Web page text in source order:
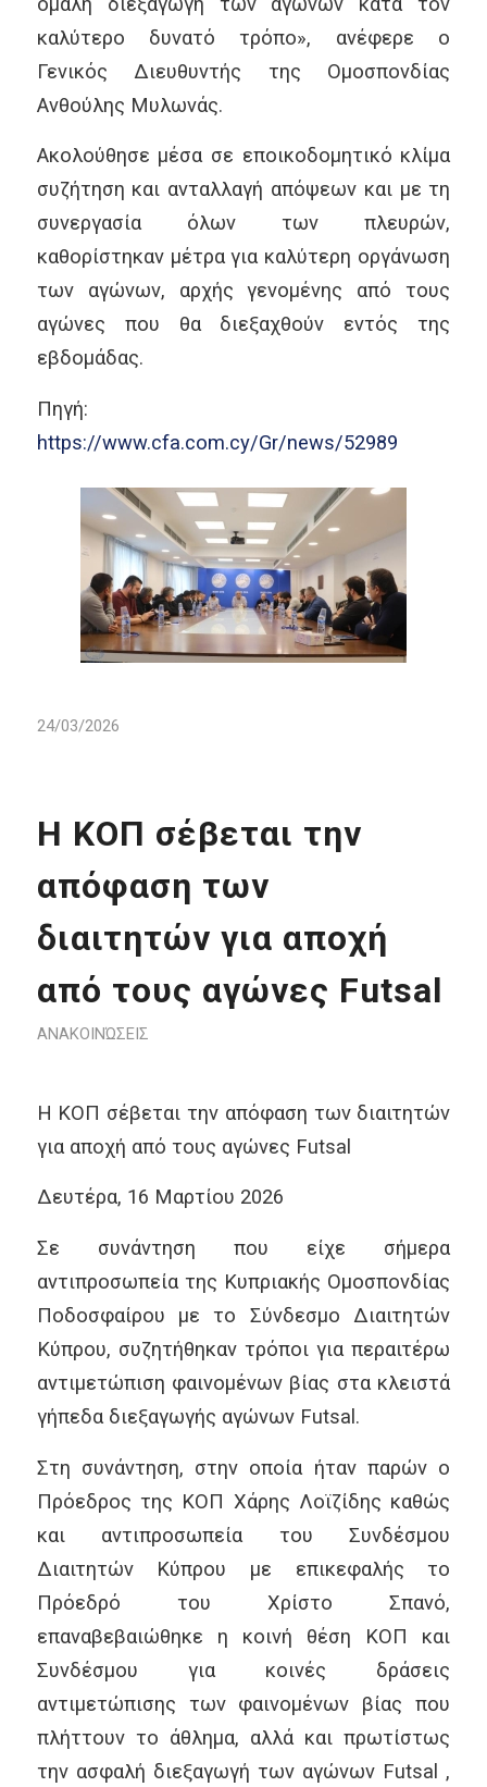
καλύτερο δυνατό τρόπο», ανέφερε ο
Γενικός Διευθυντής της Ομοσπονδίας
Ανθούλης Μυλωνάς.
Ακολούθησε μέσα σε εποικοδομητικό κλίμα
συζήτηση και ανταλλαγή απόψεων και με τη
συνεργασία όλων των πλευρών,
καθορίστηκαν μέτρα για καλύτερη οργάνωση
των αγώνων, αρχής γενομένης από τους
αγώνες που θα διεξαχθούν εντός της
εβδομάδας.
Πηγή:
https://www.cfa.com.cy/Gr/news/52989
24/03/2026
Η ΚΟΠ σέβεται την
απόφαση των
διαιτητών για αποχή
από τους αγώνες Futsal
ΑΝΑΚΟΙΝΏΣΕΙΣ
Η ΚΟΠ σέβεται την απόφαση των διαιτητών
για αποχή από τους αγώνες Futsal
Δευτέρα, 16 Μαρτίου 2026
Σε συνάντηση που είχε σήμερα
αντιπροσωπεία της Κυπριακής Ομοσπονδίας
Ποδοσφαίρου με το Σύνδεσμο Διαιτητών
Κύπρου, συζητήθηκαν τρόποι για περαιτέρω
αντιμετώπιση φαινομένων βίας στα κλειστά
γήπεδα διεξαγωγής αγώνων Futsal.
Στη συνάντηση, στην οποία ήταν παρών ο
Πρόεδρος της ΚΟΠ Χάρης Λοϊζίδης καθώς
και αντιπροσωπεία του Συνδέσμου
Διαιτητών Κύπρου με επικεφαλής το
Πρόεδρό του Χρίστο Σπανό,
επαναβεβαιώθηκε η κοινή θέση ΚΟΠ και
Συνδέσμου για κοινές δράσεις
αντιμετώπισης των φαινομένων βίας που
πλήττουν το άθλημα, αλλά και πρωτίστως
την ασφαλή διεξαγωγή των αγώνων Futsal ,